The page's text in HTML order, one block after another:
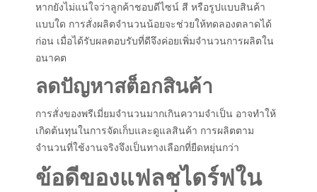
หากยังไม่แน่ใจว่าลูกค้าชอบดีไซน์ สี หรือรูปแบบสินค้า
แบบใด การสั่งผลิตจำนวนน้อยจะช่วยให้ทดลองตลาดได้
ก่อน เมื่อได้รับผลตอบรับที่ดีจึงค่อยเพิ่มจำนวนการผลิตใน
อนาคต
ลดปัญหาสต็อกสินค้า
การสั่งของพรีเมี่ยมจำนวนมากเกินความจำเป็น อาจทำให้
เกิดต้นทุนในการจัดเก็บและดูแลสินค้า การผลิตตาม
จำนวนที่ใช้งานจริงจึงเป็นทางเลือกที่ยืดหยุ่นกว่า
ข้อดีของแฟลชไดร์ฟใน